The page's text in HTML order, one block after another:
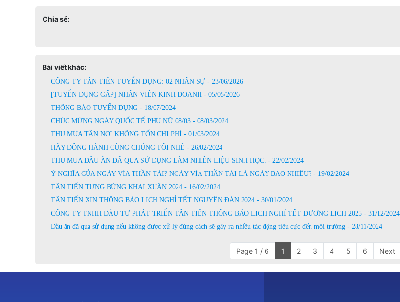
Chia sẻ:
Bài viết khác:
CÔNG TY TÂN TIẾN TUYỂN DỤNG: 02 NHÂN SỰ - 23/06/2026
[TUYỂN DỤNG GẤP] NHÂN VIÊN KINH DOANH - 05/05/2026
THÔNG BÁO TUYỂN DỤNG - 18/07/2024
CHÚC MỪNG NGÀY QUỐC TẾ PHỤ NỮ 08/03 - 08/03/2024
THU MUA TẬN NƠI KHÔNG TỐN CHI PHÍ - 01/03/2024
HÃY ĐỒNG HÀNH CÙNG CHÚNG TÔI NHÉ - 26/02/2024
THU MUA DẦU ĂN ĐÃ QUA SỬ DỤNG LÀM NHIÊN LIỆU SINH HỌC. - 22/02/2024
Ý NGHĨA CỦA NGÀY VÍA THẦN TÀI? NGÀY VÍA THẦN TÀI LÀ NGÀY BAO NHIÊU? - 19/02/2024
TÂN TIẾN TƯNG BỪNG KHAI XUÂN 2024 - 16/02/2024
TÂN TIẾN XIN THÔNG BÁO LỊCH NGHỈ TẾT NGUYÊN ĐÁN 2024 - 30/01/2024
CÔNG TY TNHH ĐẦU TƯ PHÁT TRIỂN TÂN TIẾN THÔNG BÁO LỊCH NGHỈ TẾT DƯƠNG LỊCH 2025 - 31/12/2024
Dầu ăn đã qua sử dụng nếu không được xử lý đúng cách sẽ gây ra nhiều tác động tiêu cực đến môi trường - 28/11/2024
Page 1 / 6 1 2 3 4 5 6 Next